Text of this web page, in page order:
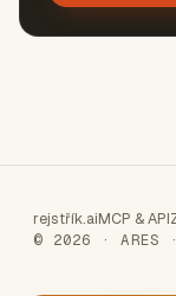
rejstřík.aiMCP & API
© 2026 ·